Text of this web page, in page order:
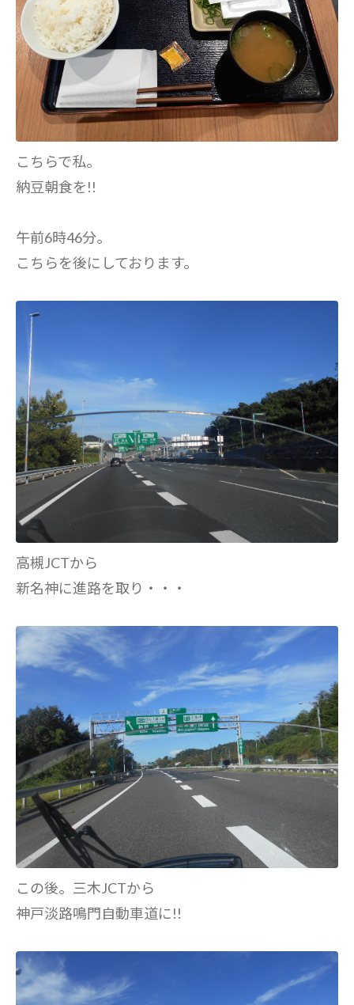
こちらで私。
納豆朝食を!!
午前6時46分。
こちらを後にしております。
高槻JCTから
新名神に進路を取り・・・
この後。三木JCTから
神戸淡路鳴門自動車道に!!